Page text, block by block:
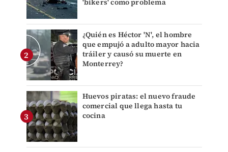
'bikers' como problema
¿Quién es Héctor 'N', el hombre
que empujó a adulto mayor hacia
tráiler y causó su muerte en
Monterrey?
Huevos piratas: el nuevo fraude
comercial que llega hasta tu
cocina